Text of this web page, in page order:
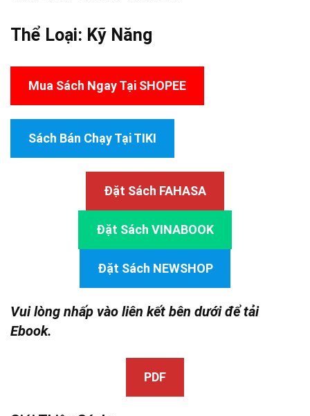
Thể Loại: Kỹ Năng
Mua Sách Ngay Tại SHOPEE
Sách Bán Chạy Tại TIKI
Đặt Sách FAHASA
Đặt Sách VINABOOK
Đặt Sách NEWSHOP
Vui lòng nhấp vào liên kết bên dưới để tải
Ebook.
PDF